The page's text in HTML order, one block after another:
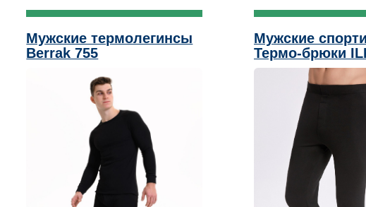
Мужские термолегинсы
Berrak 755
Мужские
Термо-брюки